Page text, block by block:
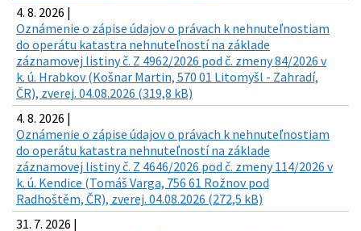
4. 8. 2026 |
Oznámenie o zápise údajov o právach k nehnuteľnostiam
do operátu katastra nehnuteľností na základe
záznamovej listiny č. Z 4962/2026 pod č. zmeny 84/2026 v
k. ú. Hrabkov (Košnar Martin, 570 01 Litomyšl - Zahradí,
ČR), zverej. 04.08.2026 (319,8 kB)
4. 8. 2026 |
Oznámenie o zápise údajov o právach k nehnuteľnostiam
do operátu katastra nehnuteľností na základe
záznamovej listiny č. Z 4646/2026 pod č. zmeny 114/2026 v
k. ú. Kendice (Tomáš Varga, 756 61 Rožnov pod
Radhoštěm, ČR), zverej. 04.08.2026 (272,5 kB)
31. 7. 2026 |